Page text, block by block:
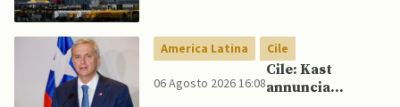
Interno:
“Potrebbe
esserci dietro un
attore statale”
America Latina Cile
06 Agosto 2026 16:08
Cile: Kast
annuncia